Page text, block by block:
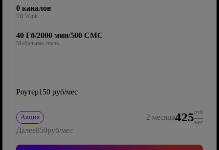
0 каналов
ТВ Wink
40 Гб/2000 мин/500 СМС
Мобильная связь
Роутер150 руб/мес
Акция 2 месяца425руб
мес
Далее850руб/мес